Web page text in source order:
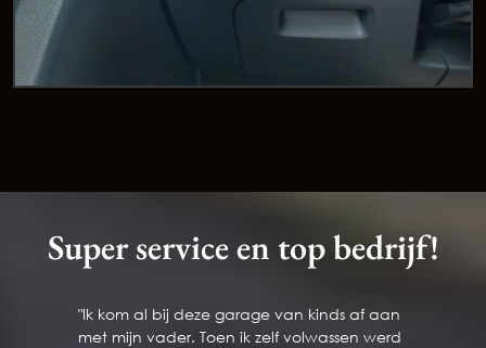
Super service en top bedrijf!
"Ik kom al bij deze garage van kinds af aan
met mijn vader. Toen ik zelf volwassen werd
Blogs